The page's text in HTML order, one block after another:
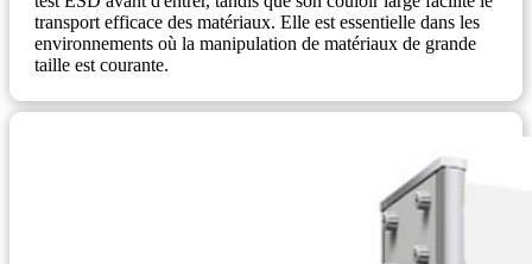
transport efficace des matériaux. Elle est essentielle dans les
environnements où la manipulation de matériaux de grande
taille est courante.